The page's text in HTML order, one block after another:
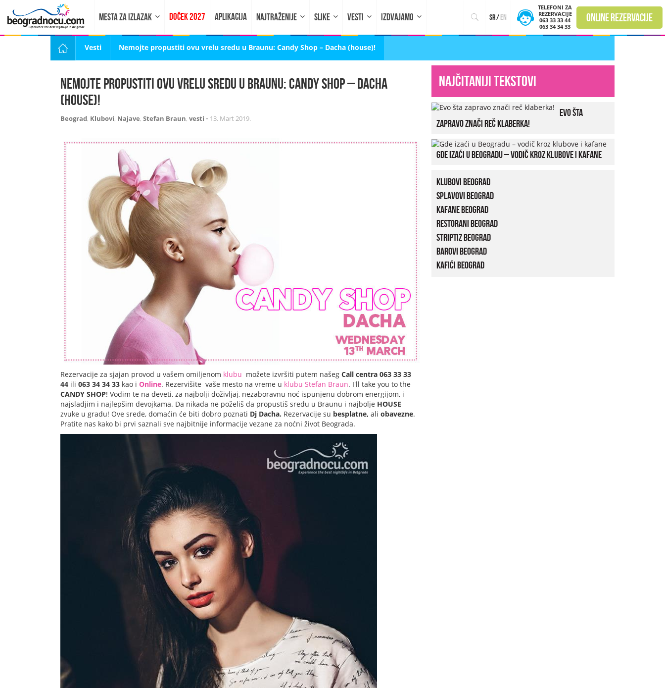
MESTA ZA IZLAZAK DOČEK 2027 APLIKACIJA NAJTRAŽENIJE SLIKE VESTI IZDVAJAMO sr/en
TELEFONI ZA
REZERVACIJE
063 33 33 44
063 34 34 33
online rezervacije
Vesti Nemojte propustiti ovu vrelu sredu u Braunu: Candy Shop – Dacha (house)!
Nemojte propustiti ovu vrelu sredu u Braunu: Candy Shop – Dacha
(house)!
Beograd, Klubovi, Najave, Stefan Braun, vesti • 13. Mart 2019.
Rezervacije za sjajan provod u vašem omiljenom klubu možete izvršiti putem našeg Call centra 063 33 33
44 ili 063 34 34 33 kao i Online. Rezervišite vaše mesto na vreme u klubu Stefan Braun. I'll take you to the
CANDY SHOP! Vodim te na deveti, za najbolji doživljaj, nezaboravnu noć ispunjenu dobrom energijom, i
najsladjim i najlepšim devojkama. Da nikada ne poželiš da propustiš sredu u Braunu i najbolje HOUSE
zvuke u gradu! Ove srede, domaćin će biti dobro poznati Dj Dacha. Rezervacije su besplatne, ali obavezne.
Pratite nas kako bi prvi saznali sve najbitnije informacije vezane za noćni život Beograda.
Najčitaniji tekstovi
Evo šta
zapravo znači reč klaberka!
Gde izaći u Beogradu – vodič kroz klubove i kafane
Klubovi Beograd
Splavovi Beograd
Kafane Beograd
Restorani Beograd
Striptiz Beograd
Barovi Beograd
Kafići Beograd